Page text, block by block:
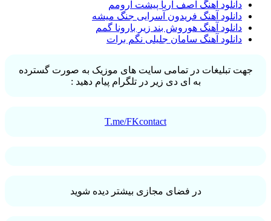
دانلود آهنگ آصف آریا پیشت آرومم
دانلود آهنگ فریدون آسرایی جنگ میشه
دانلود آهنگ هوروش بند زیر بارونا گمم
دانلود آهنگ سامان جلیلی نگم برات
جهت تبلیغات در تمامی سایت های موزیک به صورت گسترده
به ای دی زیر در تلگرام پیام دهید :
T.me/FKcontact
در فضای مجازی بیشتر دیده شوید